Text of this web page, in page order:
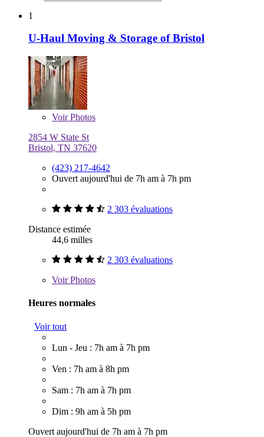
1
U-Haul Moving & Storage of Bristol
VoirPhotos
2854 W State St
Bristol, TN 37620
(423) 217-4642
Ouvert aujourd'hui de 7h am à 7h pm
2 303 évaluations
Distance estimée
44,6 milles
2 303 évaluations
VoirPhotos
Heures normales
Voir tout
Lun - Jeu : 7h am à 7h pm
Ven : 7h am à 8h pm
Sam : 7h am à 7h pm
Dim : 9h am à 5h pm
Ouvert aujourd'hui de 7h am à 7h pm